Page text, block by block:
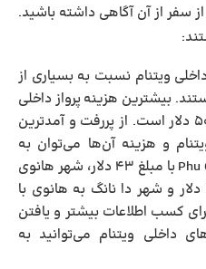
سفر از آن آگاهی داشته باشید.
ویتنام نسبت به بسیاری از
بیشترین هزینه پرواز داخلی
در این کشور چیزی حدود ۵۰ دلار است. از پررفت و آمدترین
و هزینه آن‌ها می‌توان به
مسیر هوشی مین به Phu Quoc با مبلغ ۴۳ دلار، شهر هانوی
به هوشی مین با مبلغ ۵۲ دلار و شهر دا نانگ به هانوی با
کرد. برای کسب اطلاعات بیشتر و یافتن
داخلی ویتنام می‌توانید به